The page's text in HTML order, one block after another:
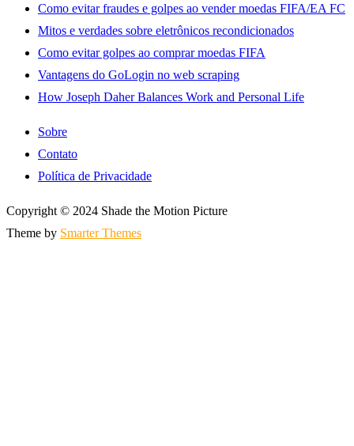
Como evitar fraudes e golpes ao vender moedas FIFA/EA FC
Mitos e verdades sobre eletrônicos recondicionados
Como evitar golpes ao comprar moedas FIFA
Vantagens do GoLogin no web scraping
How Joseph Daher Balances Work and Personal Life
Sobre
Contato
Política de Privacidade
Copyright © 2024 Shade the Motion Picture
Theme by Smarter Themes